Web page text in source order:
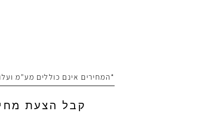
*המחירים אינם כוללים מע"מ
קבל הצעת